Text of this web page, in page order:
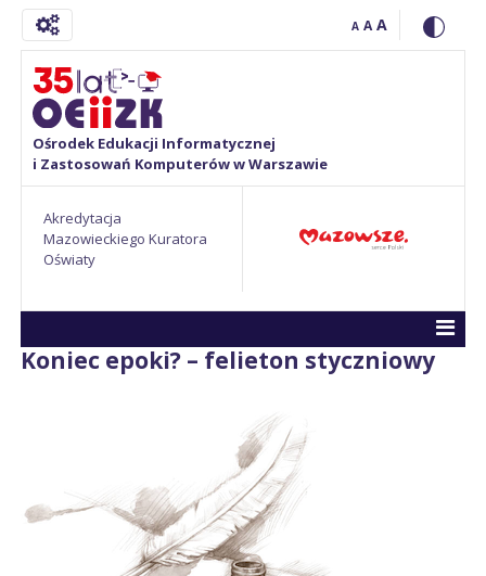
A A A
Ośrodek Edukacji Informatycznej
i Zastosowań Komputerów w Warszawie
Akredytacja
Mazowieckiego Kuratora
Oświaty
Koniec epoki? – felieton styczniowy